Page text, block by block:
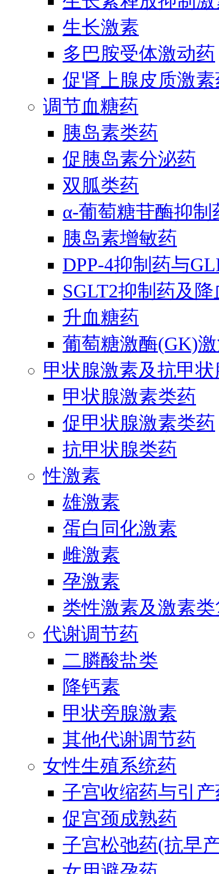
生长激素
多巴胺受体激动药
促肾上腺皮质激
调节血糖药
胰岛素类药
促胰岛素分泌药
双胍类药
α-葡萄糖苷酶抑制
胰岛素增敏药
DPP-4抑制药与
SGLT2抑制药及
升血糖药
葡萄糖激酶(GK)
甲状腺激素及抗甲
甲状腺激素类药
促甲状腺激素类药
抗甲状腺类药
性激素
雄激素
蛋白同化激素
雌激素
孕激素
类性激素及激素
代谢调节药
二膦酸盐类
降钙素
甲状旁腺激素
其他代谢调节药
女性生殖系统药
子宫收缩药与引
促宫颈成熟药
子宫松弛药(抗早